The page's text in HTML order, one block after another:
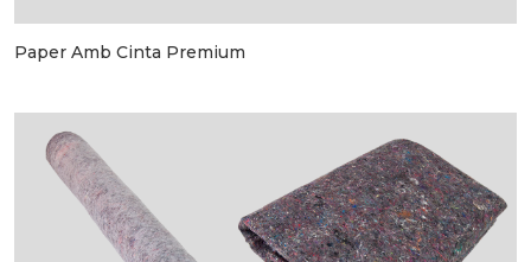
Paper Amb Cinta Premium